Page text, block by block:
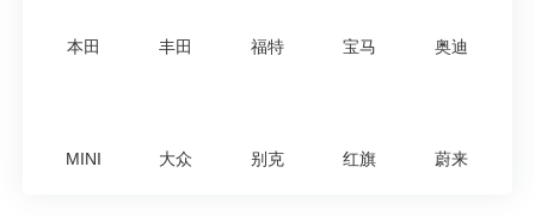
本田 丰田 福特 宝马 奥迪
MINI 大众 别克 红旗 蔚来